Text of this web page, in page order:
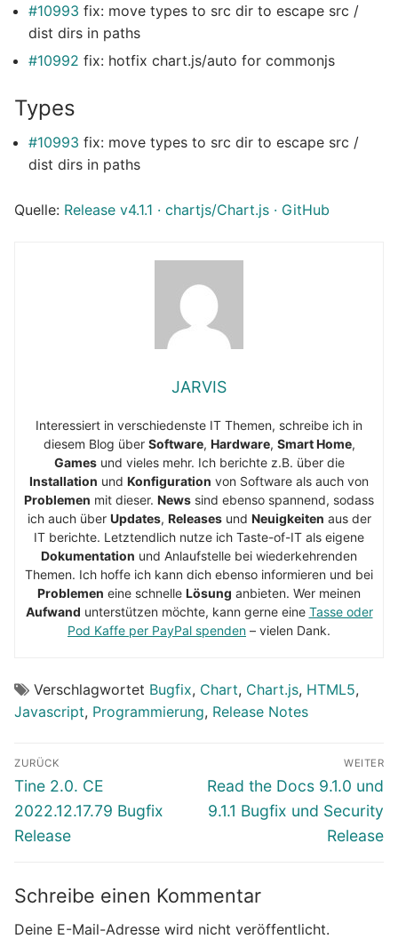
#10993 fix: move types to src dir to escape src /
dist dirs in paths
#10992 fix: hotfix chart.js/auto for commonjs
Types
#10993 fix: move types to src dir to escape src /
dist dirs in paths
Quelle: Release v4.1.1 · chartjs/Chart.js · GitHub
JARVIS
Interessiert in verschiedenste IT Themen, schreibe ich in
diesem Blog über Software, Hardware, Smart Home,
Gamesund vieles mehr. Ich berichte z.B. über die
Installation und Konfiguration von Software als auch von
Problemen mit dieser. News sind ebenso spannend, sodass
ich auch über Updates, Releasesund Neuigkeiten aus der
IT berichte. Letztendlich nutze ich Taste-of-IT als eigene
Dokumentation und Anlaufstelle bei wiederkehrenden
Themen. Ich hoffe ich kann dich ebenso informieren und bei
Problemen eine schnelle Lösung anbieten. Wer meinen
Aufwand unterstützen möchte, kann gerne eine Tasse oder
Pod Kaffe per PayPal spenden – vielen Dank.
Verschlagwortet Bugfix, Chart, Chart.js, HTML5,
Javascript, Programmierung, Release Notes
Beitragsnavigation
ZURÜCK
Vorheriger
Beitrag:
Tine 2.0. CE
2022.12.17.79 Bugfix
Release
WEITER
Nächster
Beitrag:
Read the Docs 9.1.0 und
9.1.1 Bugfix und Security
Release
Schreibe einen Kommentar
Deine E-Mail-Adresse wird nicht veröffentlicht.